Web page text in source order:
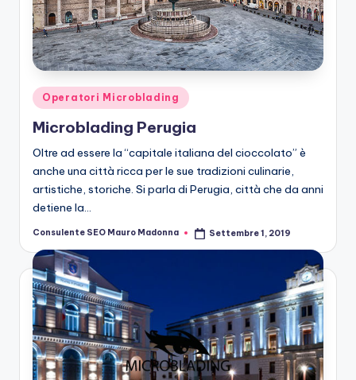
Posted
in
Operatori Microblading
Microblading Perugia
Oltre ad essere la “capitale italiana del cioccolato” è
anche una città ricca per le sue tradizioni culinarie,
artistiche, storiche. Si parla di Perugia, città che da anni
detiene la…
Posted
Consulente SEO Mauro Madonna Settembre 1, 2019